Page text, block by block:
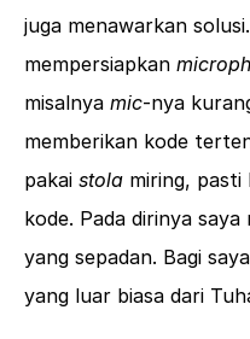
juga menawarkan
mempersiapkan
misalnya mic-nya
memberikan kode
pakai stola miring, pasti
kode. Pada dirinya
yang sepadan. Bagi
yang luar biasa dari